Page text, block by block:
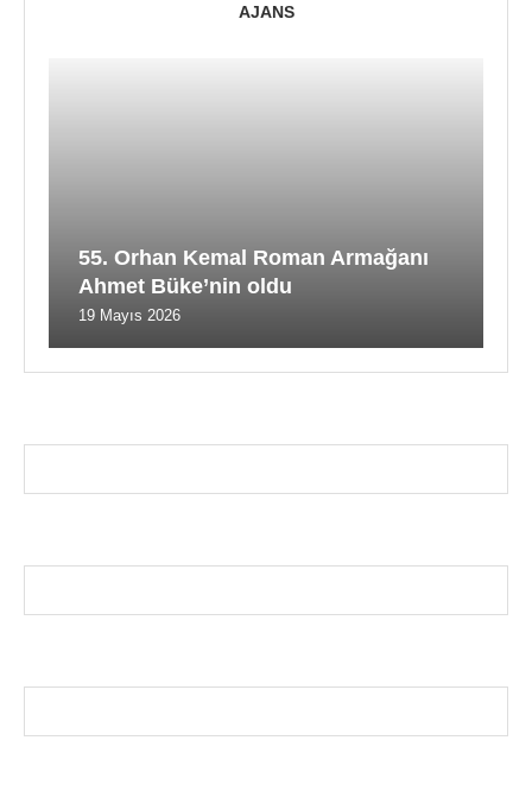
AJANS
55. Orhan Kemal Roman Armağanı
Ahmet Büke’nin oldu
19 Mayıs 2026